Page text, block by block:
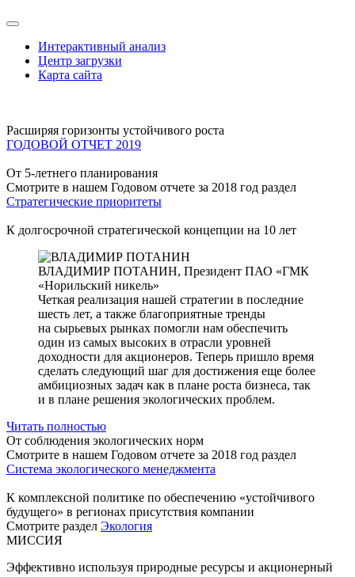
Интерактивный анализ
Центр загрузки
Карта сайта
Расширяя горизонты устойчивого роста
ГОДОВОЙ ОТЧЕТ 2019
От 5-летнего планирования
Смотрите в нашем Годовом отчете за 2018 год раздел
Стратегические приоритеты
К долгосрочной стратегической концепции на 10 лет
ВЛАДИМИР ПОТАНИН, Президент ПАО «ГМК
«Норильский никель»
Четкая реализация нашей стратегии в последние
шесть лет, а также благоприятные тренды
на сырьевых рынках помогли нам обеспечить
один из самых высоких в отрасли уровней
доходности для акционеров. Теперь пришло время
сделать следующий шаг для достижения еще более
амбициозных задач как в плане роста бизнеса, так
и в плане решения экологических проблем.
Читать полностью
От соблюдения экологических норм
Смотрите в нашем Годовом отчете за 2018 год раздел
Система экологического менеджмента
К комплексной политике по обеспечению «устойчивого
будущего» в регионах присутствия компании
Смотрите раздел Экология
МИССИЯ
Эффективно используя природные ресурсы и акционерный